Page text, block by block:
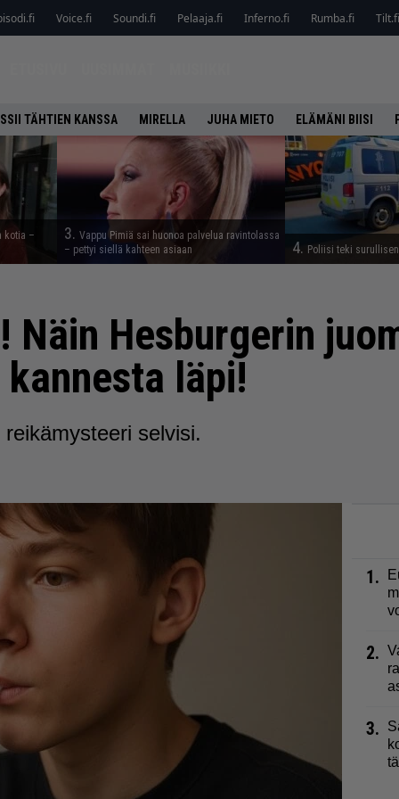
Voice.fi Soundi.fi Pelaaja.fi Inferno.fi Rumba.fi Tilt.fi
TÄHTIEN KANSSA MIRELLA JUHA MIETO ELÄMÄNI BIISI
kotia – 3. Vappu Pimiä sai huonoa palvelua ravintolassa
– pettyi siellä kahteen asiaan
4. Poliisi teki
Näin Hesburgerin
läpi!
selvisi.
1.
2.
3.